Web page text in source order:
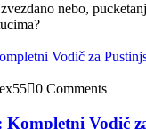
nebo,
0 Comments
Kompletni Vodič